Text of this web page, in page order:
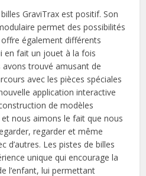
GraviTrax est positif. Son
permet des possibilités
également différents
en fait un jouet à la fois
trouvé amusant de
avec les pièces spéciales
application interactive
de modèles
nous aimons le fait que nous
regarder et même
d’autres. Les pistes de billes
unique qui encourage la
l’enfant, lui permettant